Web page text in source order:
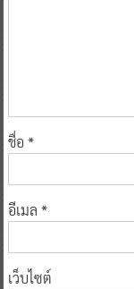
ชื่อ *
อีเมล *
เว็บไซต์